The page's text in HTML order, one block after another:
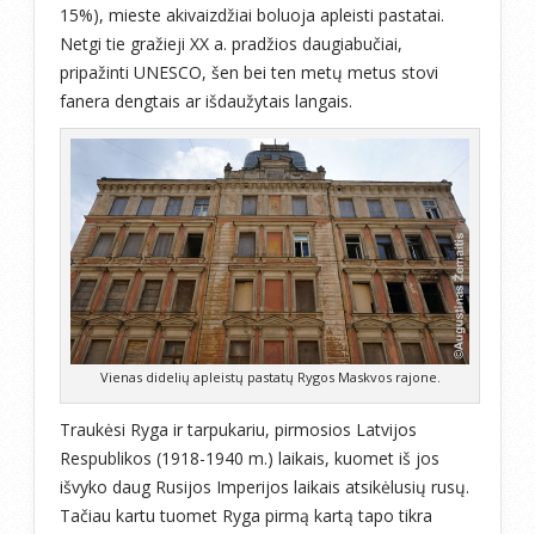
15%), mieste akivaizdžiai boluoja apleisti pastatai.
Netgi tie gražieji XX a. pradžios daugiabučiai,
pripažinti UNESCO, šen bei ten metų metus stovi
fanera dengtais ar išdaužytais langais.
Vienas didelių apleistų pastatų Rygos Maskvos rajone.
Traukėsi Ryga ir tarpukariu, pirmosios Latvijos
Respublikos (1918-1940 m.) laikais, kuomet iš jos
išvyko daug Rusijos Imperijos laikais atsikėlusių rusų.
Tačiau kartu tuomet Ryga pirmą kartą tapo tikra